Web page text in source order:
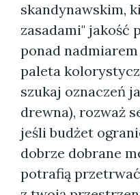
skandynawskim,
zasadami" jakość
ponad
paleta
szukaj oznaczeń
drewna), rozważ
jeśli budżet
dobrze dobrane
potrafią